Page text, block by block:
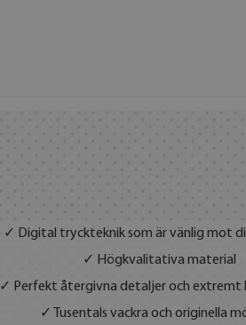
✓ Digital tryckteknik som är vänlig mot
✓ Högkvalitativa material
✓ Perfekt återgivna detaljer och extremt
✓ Tusentals vackra och originella